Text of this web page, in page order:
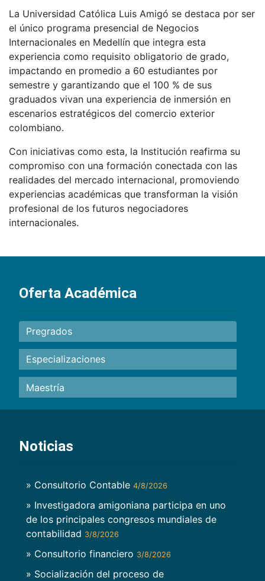
La Universidad Católica Luis Amigó se destaca por ser
el único programa presencial de Negocios
Internacionales en Medellín que integra esta
experiencia como requisito obligatorio de grado,
impactando en promedio a 60 estudiantes por
semestre y garantizando que el 100 % de sus
graduados vivan una experiencia de inmersión en
escenarios estratégicos del comercio exterior
colombiano.
Con iniciativas como esta, la Institución reafirma su
compromiso con una formación conectada con las
realidades del mercado internacional, promoviendo
experiencias académicas que transforman la visión
profesional de los futuros negociadores
internacionales.
Oferta Académica
Pregrados
Especializaciones
Maestría
Noticias
» Consultorio Contable 4/8/2026
» Investigadora amigoniana participa en uno
de los principales congresos mundiales de
contabilidad 3/8/2026
» Consultorio financiero 3/8/2026
» Socialización del proceso de